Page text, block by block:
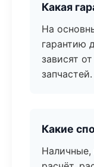
Какая
На
гарантию
зависят
запчастей.
Какие
Наличные,